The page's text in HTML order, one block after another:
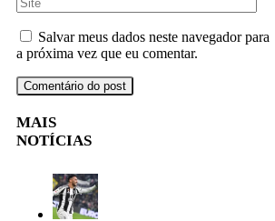
Salvar meus dados neste navegador para
a próxima vez que eu comentar.
MAIS
NOTÍCIAS